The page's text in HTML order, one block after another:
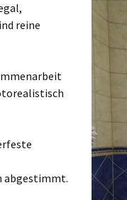
reine
abgestimmt.